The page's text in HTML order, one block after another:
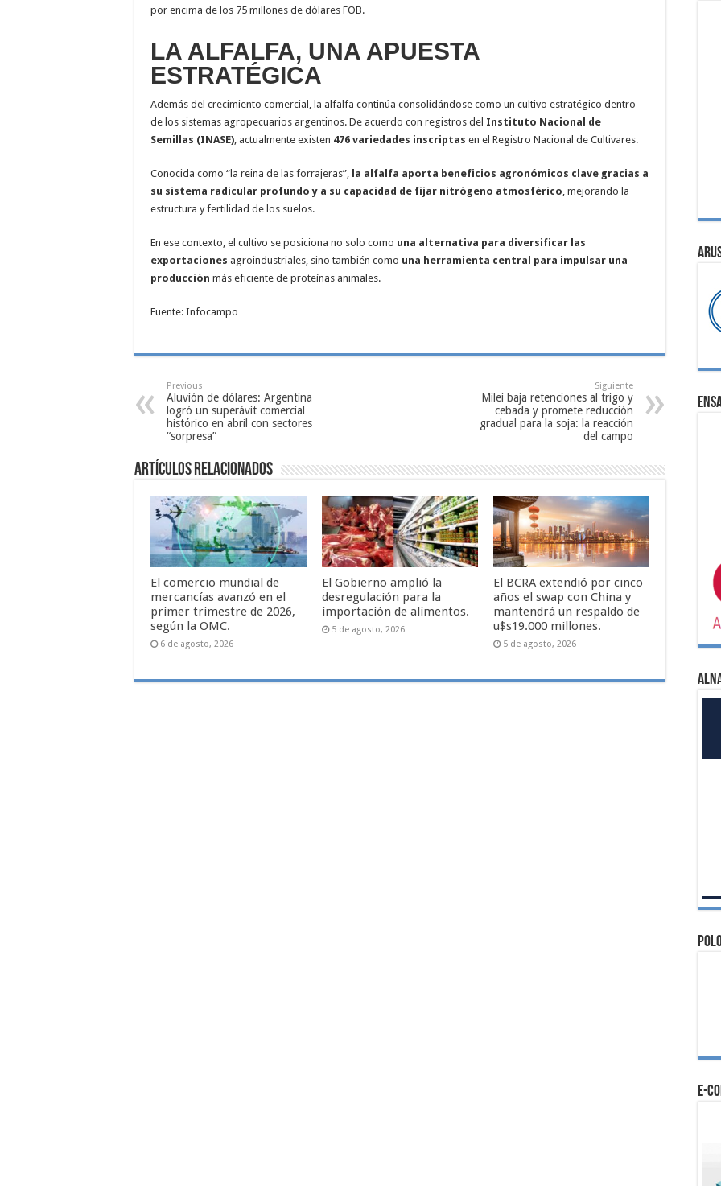
por encima de los 75 millones de dólares FOB.
LA ALFALFA, UNA APUESTA
ESTRATÉGICA
Además del crecimiento comercial, la alfalfa continúa consolidándose como un cultivo estratégico dentro
de los sistemas agropecuarios argentinos. De acuerdo con registros del Instituto Nacional de
Semillas (INASE), actualmente existen 476 variedades inscriptas en el Registro Nacional de Cultivares.
Conocida como “la reina de las forrajeras”, la alfalfa aporta beneficios agronómicos clave gracias a
su sistema radicular profundo y a su capacidad de fijar nitrógeno atmosférico, mejorando la
estructura y fertilidad de los suelos.
En ese contexto, el cultivo se posiciona no solo como una alternativa para diversificar las
exportaciones agroindustriales, sino también como una herramienta central para impulsar una
producción más eficiente de proteínas animales.
Fuente: Infocampo
Previous
Aluvión de dólares: Argentina
logró un superávit comercial
histórico en abril con sectores
“sorpresa”
Siguiente
Milei baja retenciones al trigo y
cebada y promete reducción
gradual para la soja: la reacción
del campo
Artículos relacionados
El comercio mundial de
mercancías avanzó en el
primer trimestre de 2026,
según la OMC.
6 de agosto, 2026
El Gobierno amplió la
desregulación para la
importación de alimentos.
5 de agosto, 2026
El BCRA extendió por cinco
años el swap con China y
mantendrá un respaldo de
u$s19.000 millones.
5 de agosto, 2026
e-